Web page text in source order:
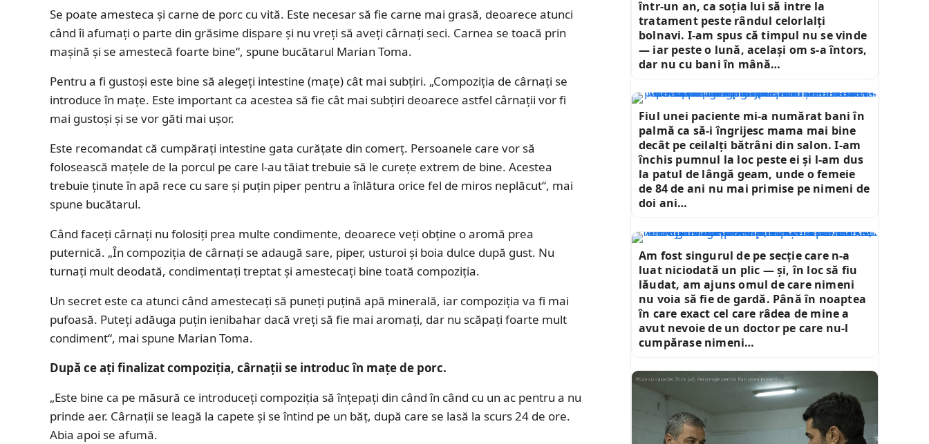
Se poate amesteca şi carne de porc cu vită. Este necesar să fie carne mai grasă, deoarece atunci
când îi afumaţi o parte din grăsime dispare şi nu vreţi să aveţi cârnaţi seci. Carnea se toacă prin
maşină şi se amestecă foarte bine“, spune bucătarul Marian Toma.
Pentru a fi gustoşi este bine să alegeţi intestine (maţe) cât mai subţiri. „Compoziţia de cârnaţi se
introduce în maţe. Este important ca acestea să fie cât mai subţiri deoarece astfel cârnaţii vor fi
mai gustoşi şi se vor găti mai uşor.
Este recomandat că cumpăraţi intestine gata curăţate din comerţ. Persoanele care vor să
folosească maţele de la porcul pe care l-au tăiat trebuie să le cureţe extrem de bine. Acestea
trebuie ţinute în apă rece cu sare şi puţin piper pentru a înlătura orice fel de miros neplăcut“, mai
spune bucătarul.
Când faceţi cârnaţi nu folosiţi prea multe condimente, deoarece veţi obţine o aromă prea
puternică. „În compoziţia de cârnaţi se adaugă sare, piper, usturoi şi boia dulce după gust. Nu
turnaţi mult deodată, condimentaţi treptat şi amestecaţi bine toată compoziţia.
Un secret este ca atunci când amestecaţi să puneţi puţină apă minerală, iar compoziţia va fi mai
pufoasă. Puteţi adăuga puţin ienibahar dacă vreţi să fie mai aromaţi, dar nu scăpaţi foarte mult
condiment“, mai spune Marian Toma.
După ce aţi finalizat compoziţia, cârnaţii se introduc în maţe de porc.
„Este bine ca pe măsură ce introduceţi compoziţia să înţepaţi din când în când cu un ac pentru a nu
prinde aer. Cârnaţii se leagă la capete şi se întind pe un băţ, după care se lasă la scurs 24 de ore.
Abia apoi se afumă.
într-un an, ca soția lui să intre la
tratament peste rândul celorlalți
bolnavi. I-am spus că timpul nu se vinde
— iar peste o lună, același om s-a întors,
dar nu cu bani în mână…
Fiul unei paciente mi-a numărat bani în
palmă ca să-i îngrijesc mama mai bine
decât pe ceilalți bătrâni din salon. I-am
închis pumnul la loc peste ei și l-am dus
la patul de lângă geam, unde o femeie
de 84 de ani nu mai primise pe nimeni de
doi ani…
Am fost singurul de pe secție care n-a
luat niciodată un plic — și, în loc să fiu
lăudat, am ajuns omul de care nimeni
nu voia să fie de gardă. Până în noaptea
în care exact cel care râdea de mine a
avut nevoie de un doctor pe care nu-l
cumpărase nimeni…